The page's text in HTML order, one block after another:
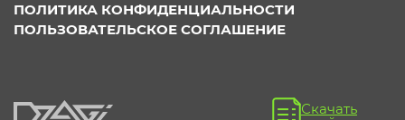
ПОЛИТИКА КОНФИДЕНЦИАЛЬНОСТИ
ПОЛЬЗОВАТЕЛЬСКОЕ СОГЛАШЕНИЕ
Скачать